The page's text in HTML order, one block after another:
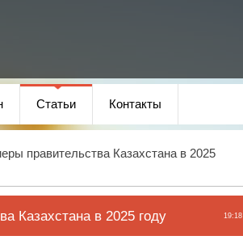
Статьи Контакты
правительства Казахстана в 2025
19:18
Казахстана в 2025 году